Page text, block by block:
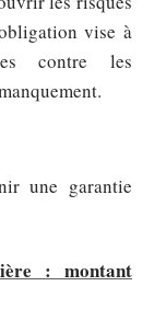
vise à
contre les
une garantie
: montant